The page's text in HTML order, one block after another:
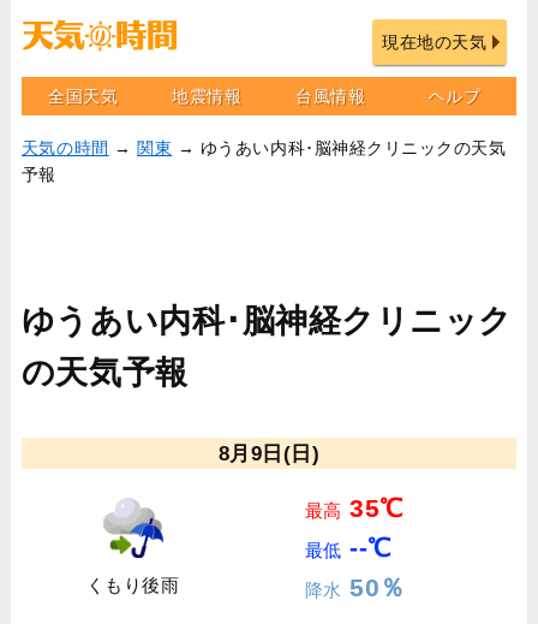
現在地の天気
全国天気 地震情報 台風情報 ヘルプ
天気の時間 → 関東 → ゆうあい内科･脳神経クリニックの天気
予報
ゆうあい内科･脳神経クリニック
の天気予報
8月9日(日)
くもり後雨
最高 35℃
最低 --℃
降水 50％